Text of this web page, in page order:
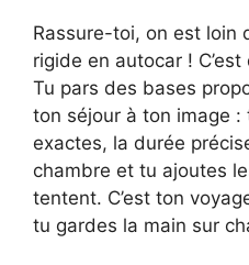
Rassure-toi, on est loin
rigide en autocar ! C’est
Tu pars des bases
ton séjour à ton image
exactes, la durée
chambre et tu ajoutes
tentent. C’est ton
tu gardes la main sur